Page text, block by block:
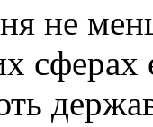
не